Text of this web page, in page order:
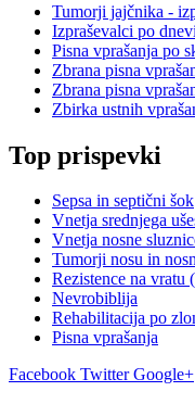
Tumorji jajčnika -
Izpraševalci po
Pisna vprašanja po
Zbrana pisna
Zbrana pisna
Zbirka ustnih
Top prispevki
Sepsa in septični šok
Vnetja srednjega
Vnetja nosne
Tumorji nosu in
Rezistence na vratu
Nevrobiblija
Rehabilitacija po
Pisna vprašanja
Facebook Twitter Google+